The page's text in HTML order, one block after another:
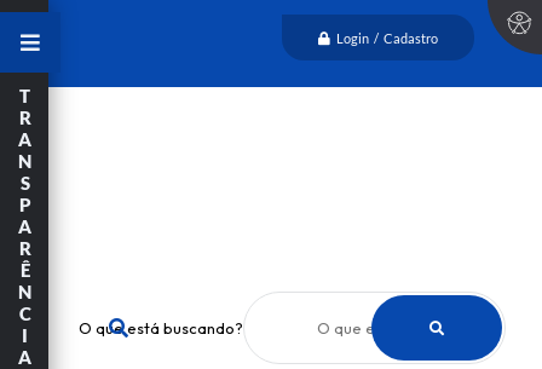
Login / Cadastro
O que está buscando?
T
R
A
N
S
P
A
R
Ê
N
C
I
A